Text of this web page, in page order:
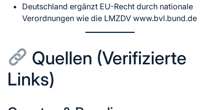
Deutschland ergänzt EU-Recht durch nationale
Verordnungen wie die LMZDV www.bvl.bund.de
Quellen (Verifizierte
Links)